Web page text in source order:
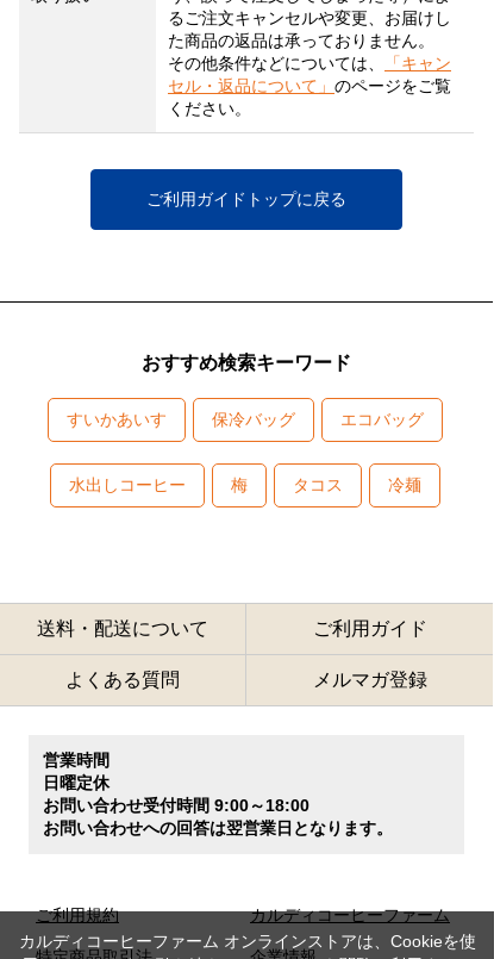
るご注文キャンセルや変更、お届けし
た商品の返品は承っておりません。
その他条件などについては、
「キャン
セル・返品について」 のページをご覧
ください。
ご利用ガイドトップに戻る
おすすめ検索キーワード
すいかあいす 保冷バッグ エコバッグ
水出しコーヒー 梅 タコス 冷麺
送料・配送について ご利用ガイド
よくある質問 メルマガ登録
営業時間
日曜定休
お問い合わせ受付時間 9:00～18:00
お問い合わせへの回答は翌営業日となります。
ご利用規約 カルディコーヒーファーム
カルディコーヒーファーム オンラインストアは、Cookieを使